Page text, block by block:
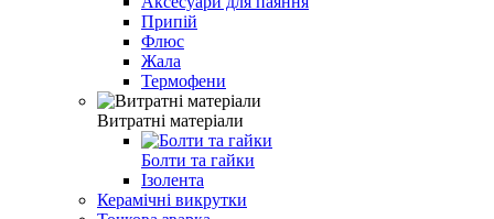
Припій
Флюс
Жала
Термофени
Витратні матеріали
Болти та гайки
Ізолента
Керамічні викрутки